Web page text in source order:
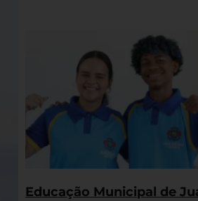
Educação Municipal de